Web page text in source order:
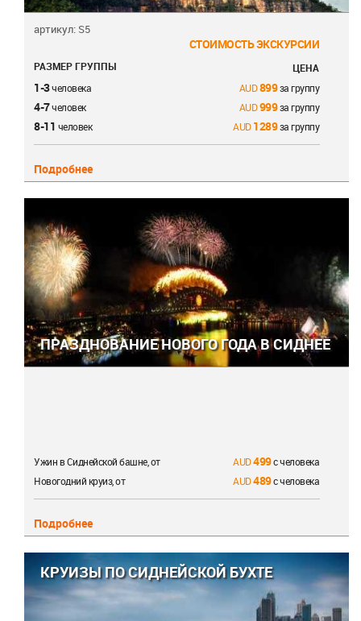
артикул: S5
СТОИМОСТЬ ЭКСКУРСИИ
РАЗМЕР ГРУППЫ ЦЕНА
1-3человека 899за группу
4-7человек 999за группу
8-11 человек 1289за группу
Подробнее
ПРАЗДНОВАНИЕ НОВОГО ГОДА В СИДНЕЕ
Ужин в Сиднейской башне, от 499с человека
Новогодний круиз, от
489с человека
Подробнее
КРУИЗЫ ПО СИДНЕЙСКОЙ БУХТЕ